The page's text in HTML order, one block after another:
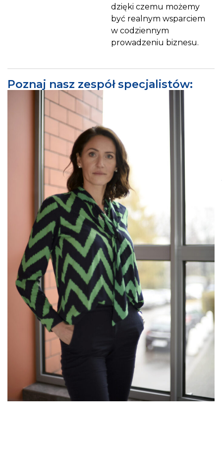
dzięki czemu możemy
być realnym wsparciem
w codziennym
prowadzeniu biznesu.
Poznaj nasz zespół specjalistów: